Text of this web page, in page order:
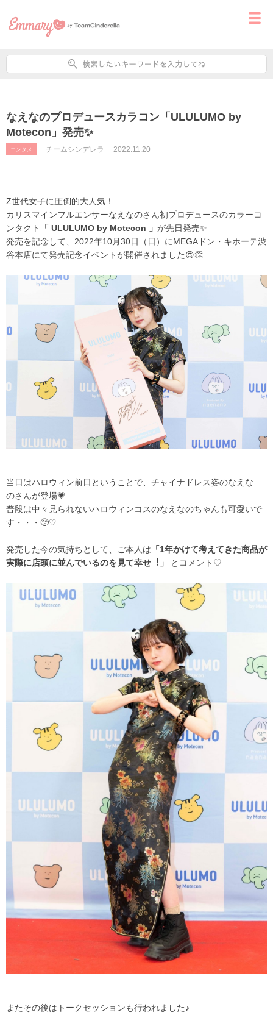
なえなのプロデュースカラコン「ULULUMO by
Motecon」発売✨
エンタメ チームシンデレラ 2022.11.20
Z世代女子に圧倒的大人気！
カリスマインフ ルエンサーなえなのさん初プロデュースのカラーコ
ンタクト
「 ULULUMO by Motecon 」 が先日発売✨
発売を記念して、 2022年10月30日 （日）にMEGA ドン・キホーテ渋
谷本店にて発売記念イベントが開催されました😍👏
当日はハロウィン前日ということで、チャイナドレス姿のなえな
のさんが登場💗
普段は中々見られないハロウィンコスのなえなのちゃんも可愛いで
す・・・🥺♡
発売した今の気持ちとして、ご本人は 「1年かけて考えてきた商品が
実際に店頭に並んでいるのを見て幸せ︕」
とコメント♡
またその後はトークセッションも行われました♪